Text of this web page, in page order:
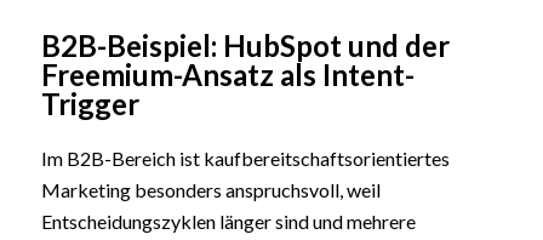
B2B-Beispiel: HubSpot und der
Freemium-Ansatz als Intent-
Trigger
Im B2B-Bereich ist kaufbereitschaftsorientiertes
Marketing besonders anspruchsvoll, weil
Entscheidungszyklen länger sind und mehrere